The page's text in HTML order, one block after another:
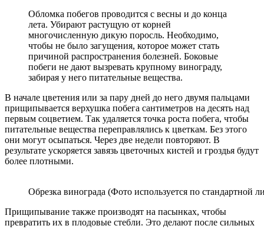
Обломка побегов проводится с весны и до конца
лета. Убирают растущую от корней
многочисленную дикую поросль. Необходимо,
чтобы не было загущения, которое может стать
причиной распространения болезней. Боковые
побеги не дают вызревать крупному винограду,
забирая у него питательные вещества.
В начале цветения или за пару дней до него двумя пальцами
прищипывается верхушка побега сантиметров на десять над
первым соцветием. Так удаляется точка роста побега, чтобы
питательные вещества переправлялись к цветкам. Без этого
они могут осыпаться. Через две недели повторяют. В
результате ускоряется завязь цветочных кистей и гроздья будут
более плотными.
Обрезка винограда (Фото используется по стандартной
Прищипывание также производят на пасынках, чтобы
превратить их в плодовые стебли. Это делают после сильных